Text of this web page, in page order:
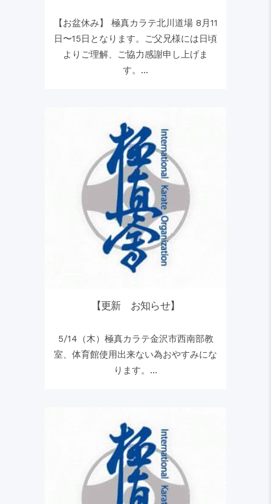
【お盆休み】 極真カラテ北川道場 8月11
日〜15日となります。ご父兄様には日頃
よりご理解、ご協力感謝申し上げま
す。...
【更新 お知らせ】
5/14（木）極真カラテ金沢市西南部教
室、体育館使用出来ない為おやすみにな
ります。...